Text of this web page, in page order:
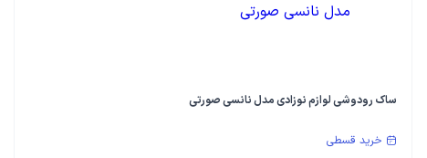
ساک رودوشی لوازم نوزادی مدل نانسی صورتی
خرید قسطی